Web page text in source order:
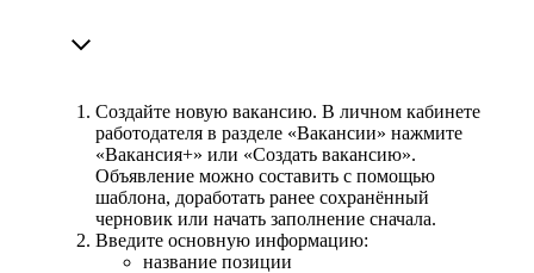
Создайте новую вакансию. В личном кабинете
работодателя в разделе «Вакансии» нажмите
«Вакансия+» или «Создать вакансию».
Объявление можно составить с помощью
шаблона, доработать ранее сохранённый
черновик или начать заполнение сначала.
Введите основную информацию:
название позиции